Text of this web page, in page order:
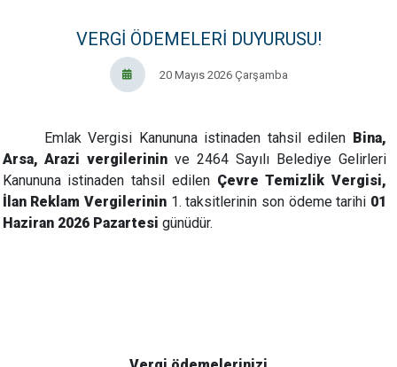
VERGİ ÖDEMELERİ DUYURUSU!
20 Mayıs 2026 Çarşamba
Emlak Vergisi Kanununa istinaden tahsil edilen Bina,
Arsa, Arazi vergilerinin ve 2464 Sayılı Belediye Gelirleri
Kanununa istinaden tahsil edilen Çevre Temizlik Vergisi,
İlan Reklam Vergilerinin1. taksitlerinin son ödeme tarihi 01
Haziran 2026 Pazartesi günüdür.